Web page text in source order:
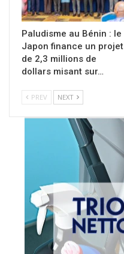
Paludisme au Bénin : le
Japon finance un projet
de 2,3 millions de
dollars misant sur…
PREV NEXT